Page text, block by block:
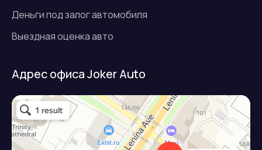
Деньги под залог автомобиля
Выездная оценка авто
Адрес офиса Joker Auto
Джокер авто
Займ под залог авто в Подольске
Микрофинансовая организация в Подольске